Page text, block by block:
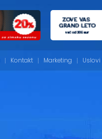
Kontakt Marketing Uslovi